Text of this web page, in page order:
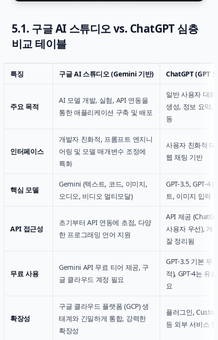
5.1. 구글 AI 스튜디오 vs. ChatGPT 심층
비교 테이블
특징 구글 AI 스튜디오 (Gemini 기반) ChatGPT (GPT
주요 목적
AI 모델 개발, 실험, API 연동을
통한 애플리케이션 구축 및 배포
일반 사용자 대
생성, 정보 요약,
동
인터페이스
개발자 친화적, 프롬프트 엔지니
어링 및 모델 매개변수 조정에
특화
사용자 친화적
웹 채팅 기반
핵심 모델
Gemini (텍스트, 코드, 이미지,
오디오, 비디오 멀티모달)
GPT-3.5, GPT-4 (
트, 이미지 입력
API 접근성
초기부터 API 연동에 초점, 다양
한 프로그래밍 언어 지원
API 제공
사용자 우선), 개
잘 정리됨
무료 사용
Gemini API 무료 티어 제공, 구
글 클라우드 계정 필요
GPT-3.5 기본 무
적), GPT-4는 유
요
확장성
구글 클라우드 플랫폼 (GCP) 생
태계와 긴밀하게 통합, 강력한
확장성
플러그인,
등 외부 서비스